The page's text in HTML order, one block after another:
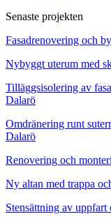
Senaste projekten
Fasadrenovering och
Nybyggt uterum med
Tilläggsisolering av
Dalarö
Omdränering runt
Dalarö
Renovering och
Ny altan med trappa
Stensättning av